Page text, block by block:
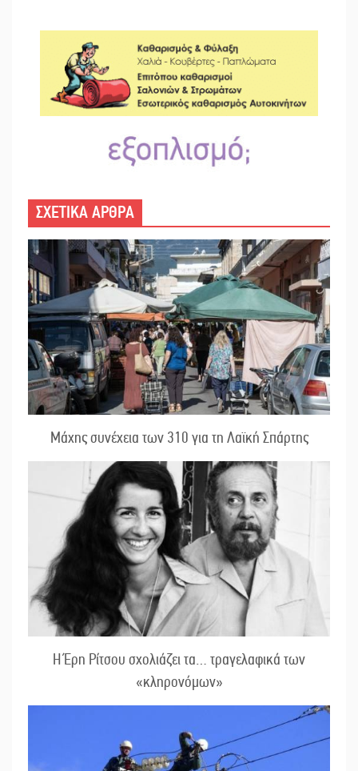
ΣΧΕΤΙΚΑ ΑΡΘΡΑ
Μάχης συνέχεια των 310 για τη Λαϊκή Σπάρτης
Η Έρη Ρίτσου σχολιάζει τα… τραγελαφικά των
«κληρονόμων»